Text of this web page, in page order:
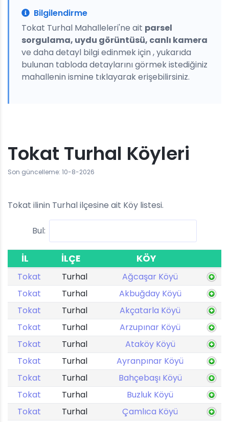
Bilgilendirme
Tokat Turhal Mahalleleri'ne ait parsel
sorgulama, uydu görüntüsü, canlı kamera
ve daha detayl bilgi edinmek için , yukarıda
bulunan tabloda detaylarını görmek istediğiniz
mahallenin ismine tıklayarak erişebilirsiniz.
Tokat Turhal Köyleri
Son güncelleme: 10-8-2026
Tokat ilinin Turhal ilçesine ait Köy listesi.
Bul:
İL İLÇE KÖY
Tokat Turhal
Ağcaşar Köyü
Tokat
Turhal
Akbuğday Köyü
Tokat
Turhal
Akçatarla Köyü
Tokat
Turhal
Arzupınar Köyü
Tokat
Turhal
Ataköy Köyü
Tokat
Turhal
Ayranpınar Köyü
Tokat
Turhal
Bahçebaşı Köyü
Tokat
Turhal
Buzluk Köyü
Tokat
Turhal
Çamlıca Köyü